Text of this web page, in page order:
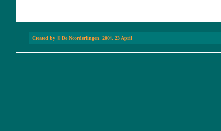
Created by © De Noorderlingen, 2004, 23 April